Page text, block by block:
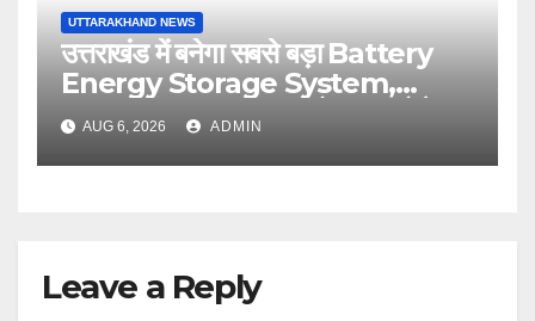
UTTARAKHAND NEWS
उत्तराखंड में बनेगा सबसे बड़ा Battery
Energy Storage System,
UJVNL लगाएगा 352 करोड़ का प्रोजेक्ट
AUG 6, 2026 ADMIN
Leave a Reply